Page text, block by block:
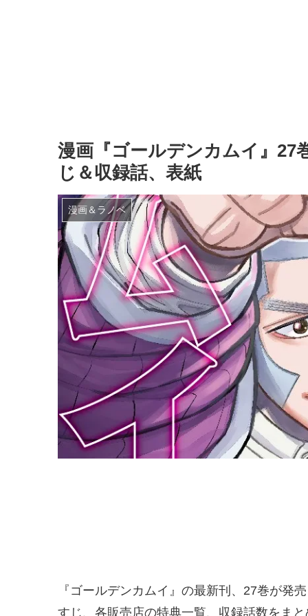
漫画『ゴールデンカムイ』27
じ＆収録話、表紙
漫画＆ラノベ
『ゴールデンカムイ』の最新刊、27巻が発
すじ、各販売店の特典一覧、収録話数をま